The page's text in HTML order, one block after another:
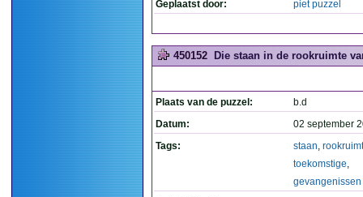
Geplaatst door: piet puzzel
450152 Die staan in de rookruimte
Plaats van de puzzel:
b.d
Datum:
02 september
Tags:
staan,
toekomstige,
gevangenissen